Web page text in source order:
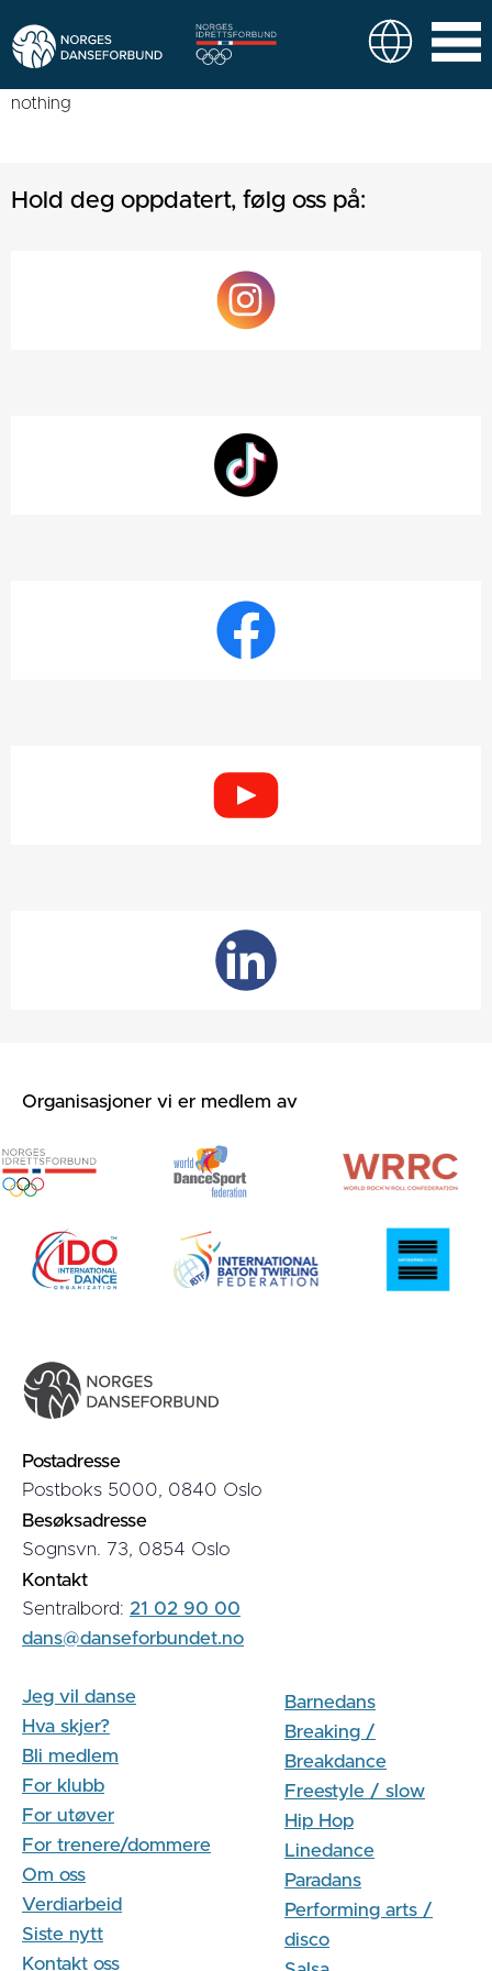
nothing
Hold deg oppdatert, følg oss på:
Organisasjoner vi er medlem av
Postadresse
Postboks 5000, 0840 Oslo
Besøksadresse
Sognsvn. 73, 0854 Oslo
Kontakt
Sentralbord: 21 02 90 00
dans@danseforbundet.no
Jeg vil danse
Hva skjer?
Bli medlem
For klubb
For utøver
For trenere/dommere
Om oss
Verdiarbeid
Siste nytt
Kontakt oss
Barnedans
Breaking /
Breakdance
Freestyle / slow
Hip Hop
Linedance
Paradans
Performing arts /
disco